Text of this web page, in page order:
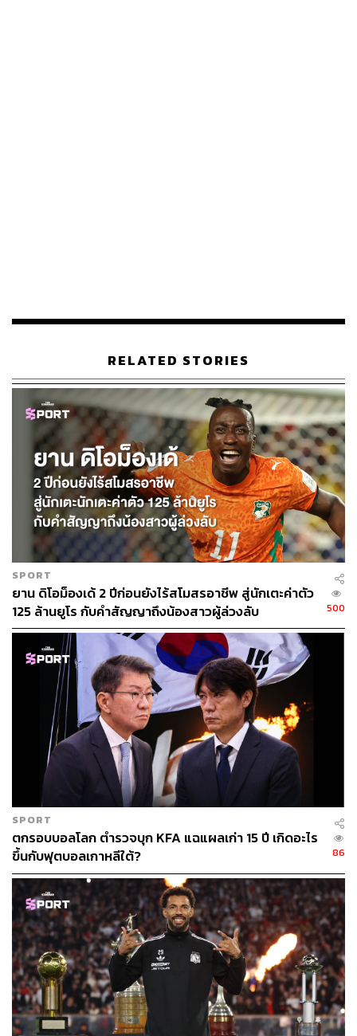
RELATED STORIES
SPORT
ยาน ดิโอม็องเด้ 2 ปีก่อนยังไร้สโมสรอาชีพ สู่นักเตะค่าตัว
125 ล้านยูโร กับคำสัญญาถึงน้องสาวผู้ล่วงลับ
500
SPORT
ตกรอบบอลโลก ตำรวจบุก KFA แฉแผลเก่า 15 ปี เกิดอะไร
ขึ้นกับฟุตบอลเกาหลีใต้?
86